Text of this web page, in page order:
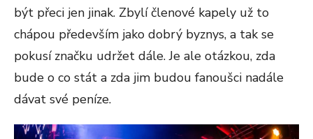
být přeci jen jinak. Zbylí členové kapely už to
chápou především jako dobrý byznys, a tak se
pokusí značku udržet dále. Je ale otázkou, zda
bude o co stát a zda jim budou fanoušci nadále
dávat své peníze.